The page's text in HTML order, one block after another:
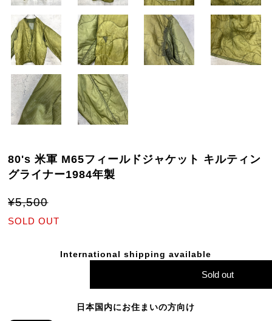
80's 米軍 M65フィールドジャケット キルティン
グライナー1984年製
¥5,500
SOLD OUT
International shipping available
Sold out
日本国内にお住まいの方向け